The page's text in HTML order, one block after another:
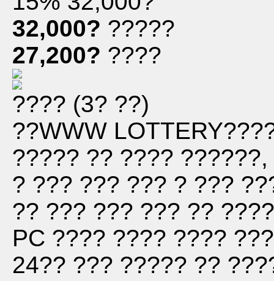
32,000? ?????
27,200? ????
???? (3? ??)
??WWW
????? ?? ????
? ??? ??? ??? ? ???
?? ??? ??? ??? ??
PC ???? ???? ????
24?? ??? ????? ??